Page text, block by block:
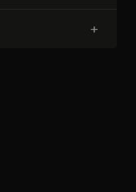
+